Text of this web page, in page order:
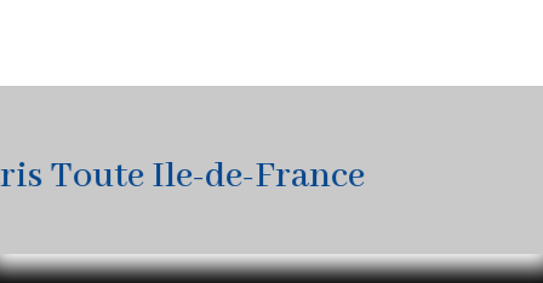
Ile-de-France